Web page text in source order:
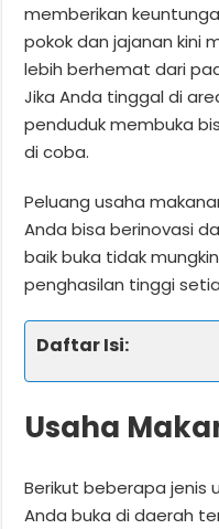
memberikan
pokok dan jajanan kini
lebih berhemat dari
Jika Anda tinggal di
penduduk membuka
di coba.
Peluang usaha
Anda bisa berinovasi
baik buka tidak
penghasilan tinggi
Daftar Isi:
Usaha
Berikut beberapa jenis
Anda buka di daerah